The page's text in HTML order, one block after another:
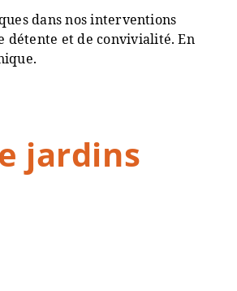
dans nos interventions
détente et de convivialité. En
jardins